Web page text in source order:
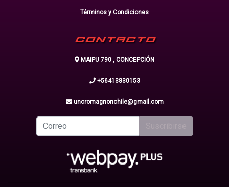
Términos y Condiciones
CONTACTO
MAIPU 790 , CONCEPCIÓN
+56413830153
uncromagnonchile@gmail.com